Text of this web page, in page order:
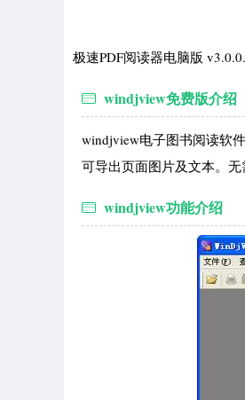
极速PDF阅读器电脑版
windjview免费版介绍
windjview电子图书阅读软
可导出页面图片及文本。无
windjview功能介绍